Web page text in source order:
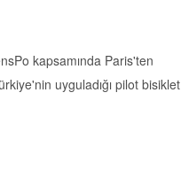
kapsamında Paris'ten
uyguladığı pilot bisiklet